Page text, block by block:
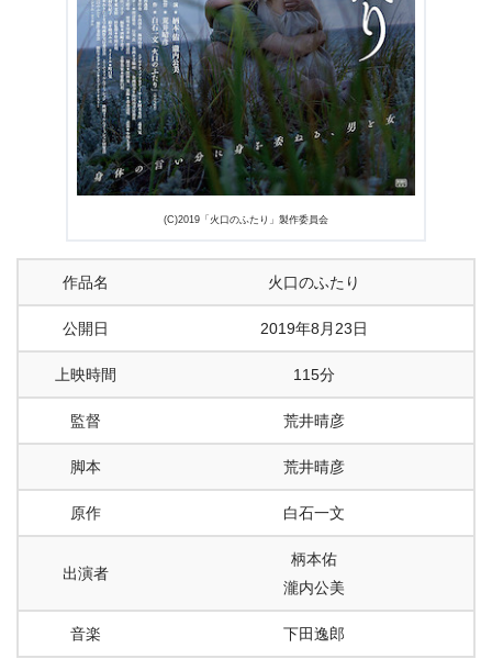
(C)2019「火口のふたり」製作委員会
作品名 火口のふたり
公開日 2019年8月23日
上映時間 115分
監督 荒井晴彦
脚本 荒井晴彦
原作 白石一文
出演者
柄本佑
瀧内公美
音楽 下田逸郎